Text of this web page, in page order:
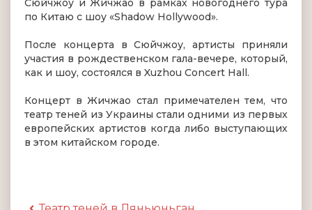
Сюйчжоу и Жичжао в рамках новогоднего тура
по Китаю с шоу «Shadow Hollywood».
После концерта в Сюйчжоу, артисты приняли
участия в рождественском гала-вечере, который,
как и шоу, состоялся в Xuzhou Concert Hall.
Концерт в Жичжао стал примечателен тем, что
театр теней из Украины стали одними из первых
европейских артистов когда либо выступающих
в этом китайском городе.